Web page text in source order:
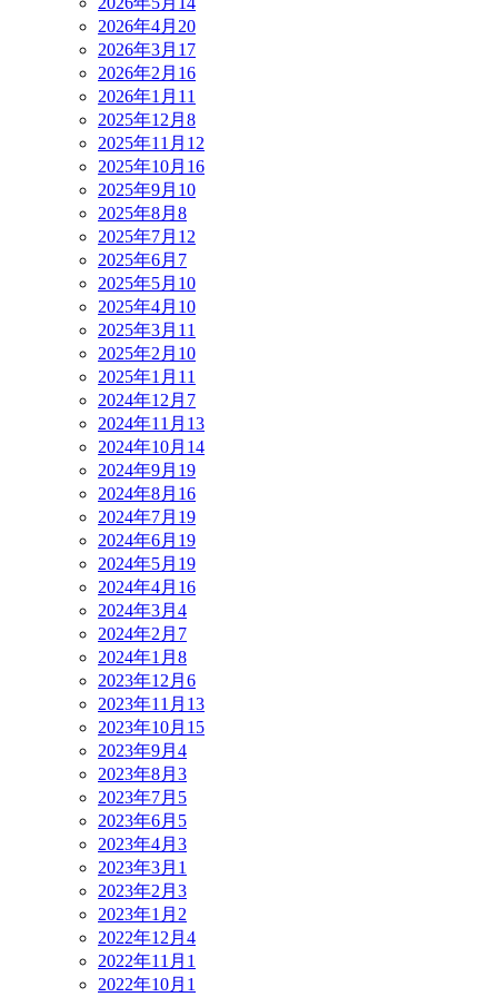
2026年4月 20
2026年3月 17
2026年2月 16
2026年1月 11
2025年12月 8
2025年11月 12
2025年10月 16
2025年9月 10
2025年8月 8
2025年7月 12
2025年6月 7
2025年5月 10
2025年4月 10
2025年3月 11
2025年2月 10
2025年1月 11
2024年12月 7
2024年11月 13
2024年10月 14
2024年9月 19
2024年8月 16
2024年7月 19
2024年6月 19
2024年5月 19
2024年4月 16
2024年3月 4
2024年2月 7
2024年1月 8
2023年12月 6
2023年11月 13
2023年10月 15
2023年9月 4
2023年8月 3
2023年7月 5
2023年6月 5
2023年4月 3
2023年3月 1
2023年2月 3
2023年1月 2
2022年12月 4
2022年11月 1
2022年10月 1